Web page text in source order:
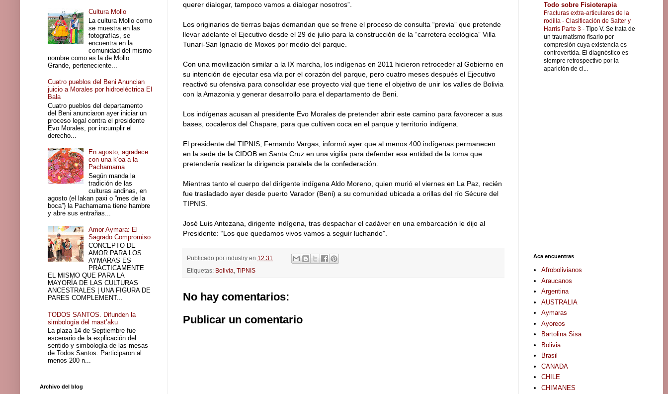
querer dialogar, tampoco vamos a dialogar nosotros”.
Los originarios de tierras bajas demandan que se frene el proceso de consulta “previa” que pretende
llevar adelante el Ejecutivo desde el 29 de julio para la construcción de la “carretera ecológica” Villa
Tunari-San Ignacio de Moxos por medio del parque.
Con una movilización similar a la IX marcha, los indígenas en 2011 hicieron retroceder al Gobierno en
su intención de ejecutar esa vía por el corazón del parque, pero cuatro meses después el Ejecutivo
reactivó su ofensiva para consolidar ese proyecto vial que tiene el objetivo de unir los valles de Bolivia
con la Amazonia y generar desarrollo para el departamento de Beni.
Los indígenas acusan al presidente Evo Morales de pretender abrir este camino para favorecer a sus
bases, cocaleros del Chapare, para que cultiven coca en el parque y territorio indígena.
El presidente del TIPNIS, Fernando Vargas, informó ayer que al menos 400 indígenas permanecen
en la sede de la CIDOB en Santa Cruz en una vigilia para defender esa entidad de la toma que
pretendería realizar la dirigencia paralela de la confederación.
Mientras tanto el cuerpo del dirigente indígena Aldo Moreno, quien murió el viernes en La Paz, recién
fue trasladado ayer desde puerto Varador (Beni) a su comunidad ubicada a orillas del río Sécure del
TIPNIS.
José Luis Antezana, dirigente indígena, tras despachar el cadáver en una embarcación le dijo al
Presidente: “Los que quedamos vivos vamos a seguir luchando”.
Publicado por industry en 12:31
Etiquetas: Bolivia TIPNIS
No hay comentarios:
Publicar un comentario
Cultura Mollo
La cultura Mollo como
se muestra en las
fotografías, se
encuentra en la
comunidad del mismo
nombre como es la de Mollo
Grande, perteneciente...
Cuatro pueblos del Beni Anuncian
juicio a Morales por hidroeléctrica El
Bala
Cuatro pueblos del departamento
del Beni anunciaron ayer iniciar un
proceso legal contra el presidente
Evo Morales, por incumplir el
derecho...
En agosto, agradece
con una k’oa a la
Pachamama
Según manda la
tradición de las
culturas andinas, en
agosto (el lakan paxi o “mes de la
boca”) la Pachamama tiene hambre
y abre sus entrañas...
Amor Aymara: El
Sagrado Compromiso
CONCEPTO DE
AMOR PARA LOS
AYMARAS ES
PRÁCTICAMENTE
EL MISMO QUE PARA LA
MAYORÍA DE LAS CULTURAS
ANCESTRALES | UNA FIGURA DE
PARES COMPLEMENT...
TODOS SANTOS. Difunden la
simbología del mast’aku
La plaza 14 de Septiembre fue
escenario de la explicación del
sentido y simbología de las mesas
de Todos Santos. Participaron al
menos 200 n...
Archivo del blog
Todo sobre Fisioterapia
Fracturas extra-articulares de la
rodilla - Clasificación de Salter y
Harris Parte 3 - Tipo V. Se trata de
un traumatismo fisario por
compresión cuya existencia es
controvertida. El diagnóstico es
siempre retrospectivo por la
aparición de ci...
Aca encuentras
Afrobolivianos
Araucanos
Argentina
AUSTRALIA
Aymaras
Ayoreos
Bartolina Sisa
Bolivia
Brasil
CANADA
CHILE
CHIMANES